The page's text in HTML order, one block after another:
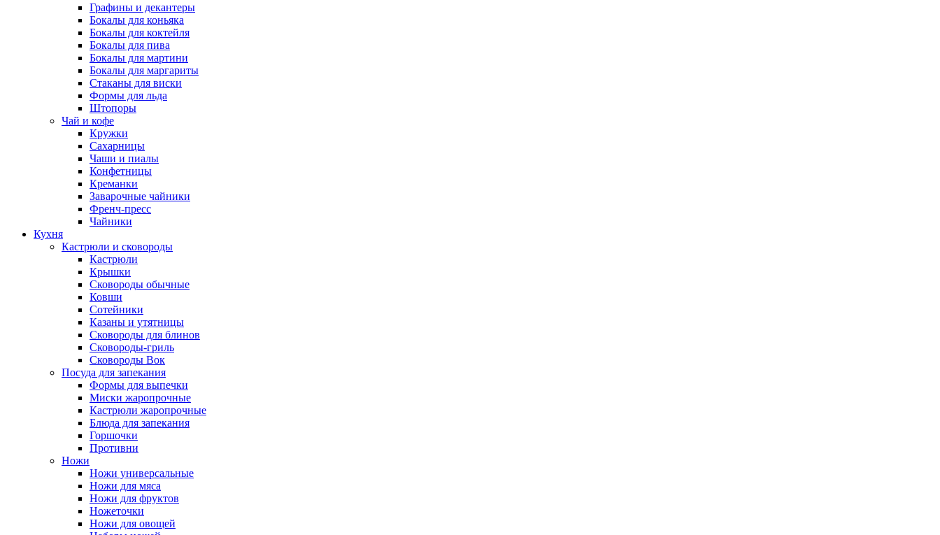
Графины и декантеры
Бокалы для коньяка
Бокалы для коктейля
Бокалы для пива
Бокалы для мартини
Бокалы для маргариты
Стаканы для виски
Формы для льда
Штопоры
Чай и кофе
Кружки
Сахарницы
Чаши и пиалы
Конфетницы
Креманки
Заварочные чайники
Френч-пресс
Чайники
Кухня
Кастрюли и сковороды
Кастрюли
Крышки
Сковороды обычные
Ковши
Сотейники
Казаны и утятницы
Сковороды для блинов
Сковороды-гриль
Сковороды Вок
Посуда для запекания
Формы для выпечки
Миски жаропрочные
Кастрюли жаропрочные
Блюда для запекания
Горшочки
Противни
Ножи
Ножи универсальные
Ножи для мяса
Ножи для фруктов
Ножеточки
Ножи для овощей